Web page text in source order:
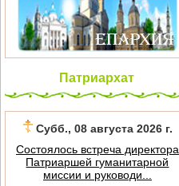
Патриархат
Субб., 08 августа 2026 г.
Состоялось встреча директора
Патриаршей гуманитарной
миссии и руководи...